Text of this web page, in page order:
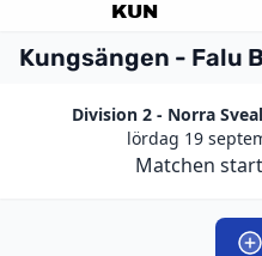
KUN
Kungsängen - Falu
Division 2 - Norra
lördag 19
Matchen